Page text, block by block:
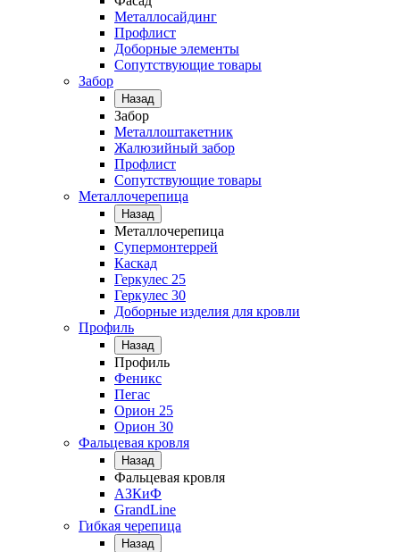
Металлосайдинг
Профлист
Доборные элементы
Сопутствующие товары
Забор
Назад
Забор
Металлоштакетник
Жалюзийный забор
Профлист
Сопутствующие товары
Металлочерепица
Назад
Металлочерепица
Супермонтеррей
Каскад
Геркулес 25
Геркулес 30
Доборные изделия для кровли
Профиль
Назад
Профиль
Феникс
Пегас
Орион 25
Орион 30
Фальцевая кровля
Назад
Фальцевая кровля
АЗКиФ
GrandLine
Гибкая черепица
Назад